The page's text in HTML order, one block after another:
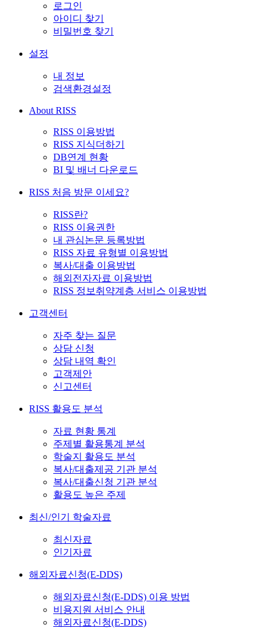
로그인
아이디 찾기
비밀번호 찾기
설정
내 정보
검색환경설정
About RISS
RISS 이용방법
RISS 지식더하기
DB연계 현황
BI 및 배너 다운로드
RISS 처음 방문 이세요?
RISS란?
RISS 이용권한
내 관심논문 등록방법
RISS 자료 유형별 이용방법
복사/대출 이용방법
해외전자자료 이용방법
RISS 정보취약계층 서비스 이용방법
고객센터
자주 찾는 질문
상담 신청
상담 내역 확인
고객제안
신고센터
RISS 활용도 분석
자료 현황 통계
주제별 활용통계 분석
학술지 활용도 분석
복사/대출제공 기관 분석
복사/대출신청 기관 분석
활용도 높은 주제
최신/인기 학술자료
최신자료
인기자료
해외자료신청(E-DDS)
해외자료신청(E-DDS) 이용 방법
비용지원 서비스 안내
해외자료신청(E-DDS)